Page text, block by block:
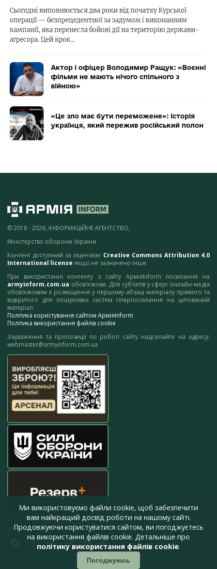
Сьогодні виповнюється два роки від початку Курської
операції — безпрецедентної за задумом і виконанням
кампанії, яка перенесла бойові дії на територію держави-
агресора. Цей крок…
Актор і офіцер Володимир Ращук: «Воєнні
фільми не мають нічого спільного з
війною»
«Це зло має бути переможене»: історія
українця, який пережив російський полон
© 2018 - 2026, ІНФОРМАЦІЙНЕ АГЕНТСТВО,
Міністерство оборони України
Контент доступний за ліцензією Creative Commons Attribution 4.0
International license якщо не зазначено інше.
При використанні контенту з сайту АрміяInform посилання на
armyinform.com.ua обов’язкове. Для суб’єктів у сфері онлайн-медіа
обов’язковим є розміщення у першому абзаці матеріалу прямого та
відкритого для пошукових систем гіперпосилання на цитований
матеріал.
Політика користування сайтом АрміяInform
Політика використання файлів cookie
Зауваження та пропозиції по роботі сайту надсилайте на адресу:
webmaster@armyinform.com.ua
press@armyinform.com.ua
Ми використовуємо файли cookie, щоб забезпечити
вам найкращий досвід роботи на нашому сайті.
Продовжуючи користуватися сайтом, ви погоджуєтесь
на використання файлів cookie. Детальніше про
політику використання файлів cookie.
Погоджуюсь